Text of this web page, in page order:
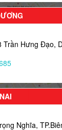
Trần Hưng Đạo,
Nghĩa,